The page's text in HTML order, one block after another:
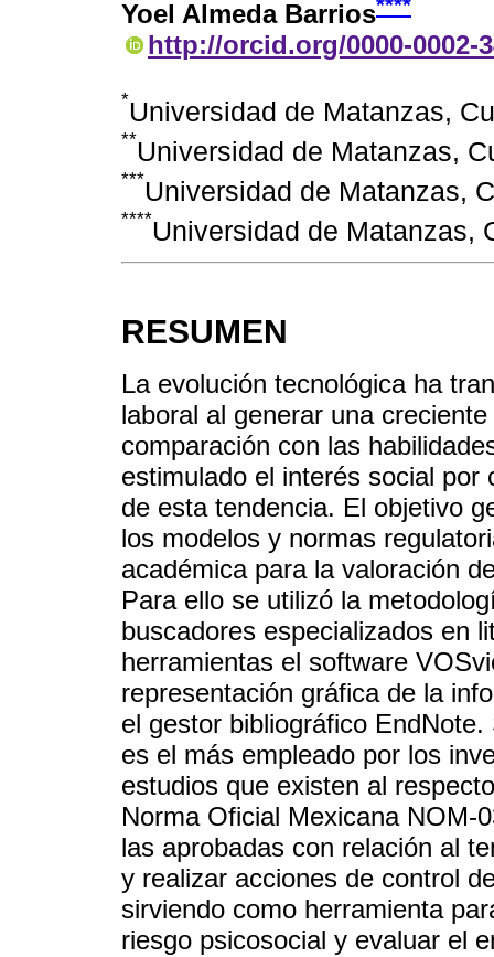
Yoel Almeda Barrios****
http://orcid.org/0000-0002-
*Universidad de Matanzas,
**Universidad de Matanzas,
***Universidad de Matanzas,
****Universidad de Matanzas,
RESUMEN
La evolución tecnológica ha
laboral al generar una
comparación con las
estimulado el interés social
de esta tendencia. El objetivo
los modelos y normas
académica para la valoración
Para ello se utilizó la
buscadores especializados en
herramientas el software
representación gráfica de la
el gestor bibliográfico
es el más empleado por los
estudios que existen al
Norma Oficial Mexicana NOM-
las aprobadas con relación al
y realizar acciones de control
sirviendo como herramienta
riesgo psicosocial y evaluar el